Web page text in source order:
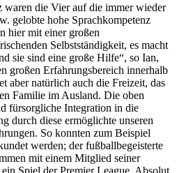
waren die Vier auf die immer wieder
gelobte hohe Sprachkompetenz
hier mit einer großen
Selbstständigkeit, es macht
sie sind eine große Hilfe“, so Ian,
großen Erfahrungsbereich innerhalb
aber natürlich auch die Freizeit, das
Familie im Ausland. Die oben
fürsorgliche Integration in die
durch diese ermöglichte unseren
So konnten zum Beispiel
werden; der fußballbegeisterte
mit einem Mitglied seiner
Spiel der Premier League. Absolut